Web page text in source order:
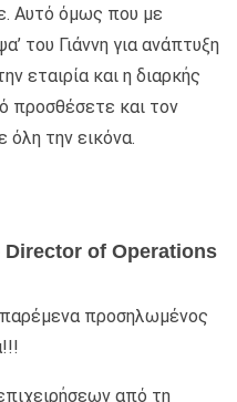
Αυτό όμως που με
του Γιάννη για ανάπτυξη
εταιρία και η διαρκής
προσθέσετε και τον
όλη την εικόνα.
Director of Operations
προσηλωμένος